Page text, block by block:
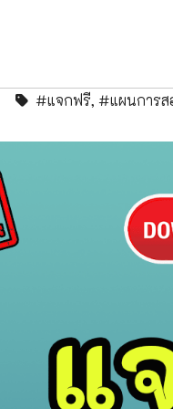
#แจกฟรี, #แผนการ